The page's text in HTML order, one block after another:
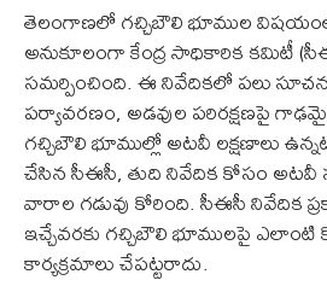
తెలంగాణలో గచ్చిబౌలి భూముల
అనుకూలంగా కేంద్ర సాధికారిక కమిటీ
సమర్పించింది. ఈ నివేదికలో పలు
పర్యావరణం, అడవుల పరిరక్షణపై
గచ్చిబౌలి భూముల్లో అటవీ లక్షణాలు
చేసిన సీఈసీ, తుది నివేదిక కోసం అటవీ
వారాల గడువు కోరింది. సీఈసీ నివేదిక
ఇచ్చేవరకు గచ్చిబౌలి భూములపై ఎలాంటి
కార్యక్రమాలు చేపట్టరాదు.